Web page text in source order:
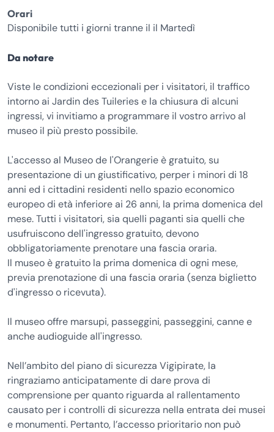
Orari
Disponibile tutti i giorni tranne il il Martedì
Da notare
Viste le condizioni eccezionali per i visitatori, il traffico
intorno ai Jardin des Tuileries e la chiusura di alcuni
ingressi, vi invitiamo a programmare il vostro arrivo al
museo il più presto possibile.
L'accesso al Museo de l'Orangerie è gratuito, su
presentazione di un giustificativo, perper i minori di 18
anni ed i cittadini residenti nello spazio economico
europeo di età inferiore ai 26 anni, la prima domenica del
mese. Tutti i visitatori, sia quelli paganti sia quelli che
usufruiscono dell'ingresso gratuito, devono
obbligatoriamente prenotare una fascia oraria.
Il museo è gratuito la prima domenica di ogni mese,
previa prenotazione di una fascia oraria (senza biglietto
d'ingresso o ricevuta).
Il museo offre marsupi, passeggini, passeggini, canne e
anche audioguide all'ingresso.
Nell’ambito del piano di sicurezza Vigipirate, la
ringraziamo anticipatamente di dare prova di
comprensione per quanto riguarda al rallentamento
causato per i controlli di sicurezza nella entrata dei musei
e monumenti. Pertanto, l’accesso prioritario non può